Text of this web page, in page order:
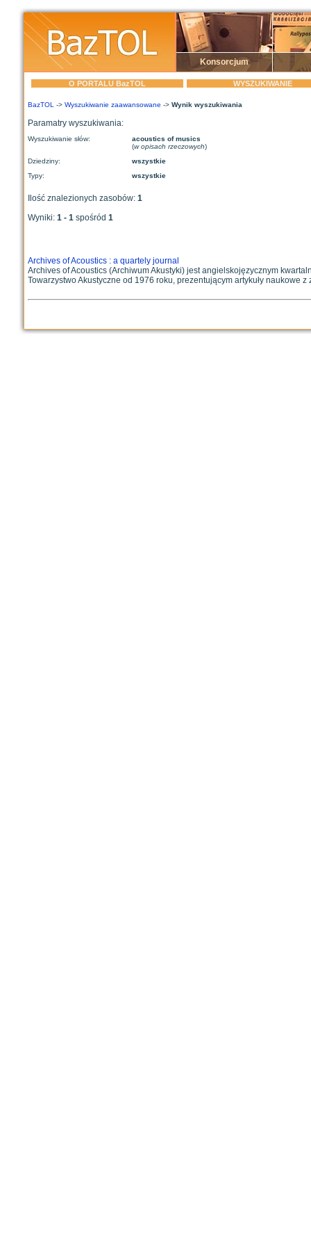
Konsorcjum
O PORTALU BazTOL WYSZUKIWANIE
BazTOL -> Wyszukiwanie zaawansowane -> Wynik wyszukiwania
Paramatry wyszukiwania:
Wyszukiwanie słów:
acoustics of musics
(w opisach rzeczowych)
Dziedziny:
wszystkie
Typy:
wszystkie
Ilość znalezionych zasobów: 1
Wyniki: 1 - 1 spośród 1
Archives of Acoustics : a quartely journal
Archives of Acoustics (Archiwum Akustyki) jest angielskojęzycznym
Towarzystwo Akustyczne od 1976 roku, prezentującym artykuły naukowe z